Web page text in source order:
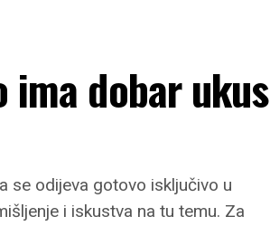
ima dobar ukus
se odijeva gotovo isključivo u
i iskustva na tu temu. Za